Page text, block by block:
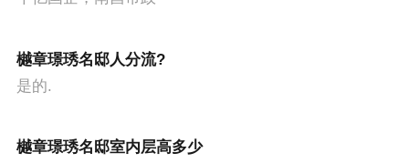
樾章璟琇名邸人分流?
是的.
樾章璟琇名邸室内层高多少